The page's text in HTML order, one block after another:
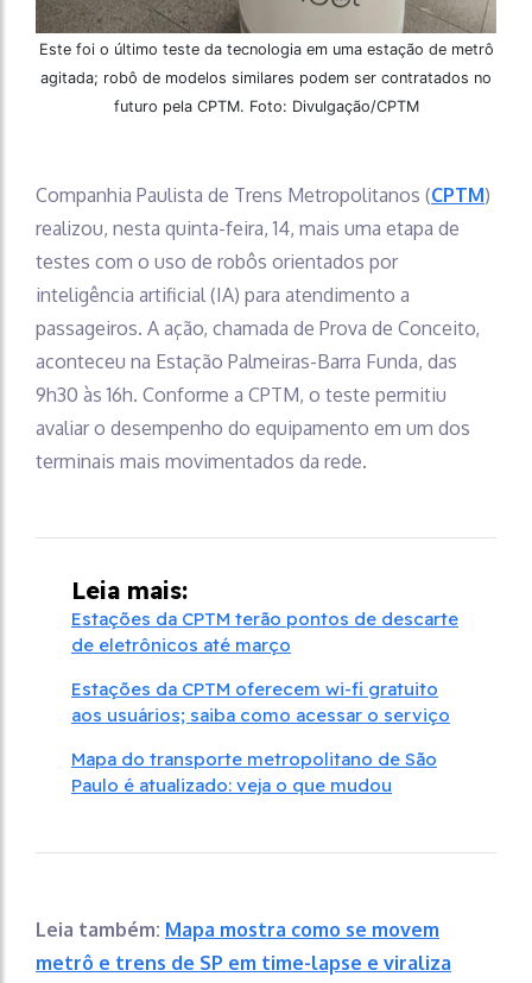
Este foi o último teste da tecnologia em uma estação de metrô
agitada; robô de modelos similares podem ser contratados no
futuro pela CPTM. Foto: Divulgação/CPTM
Companhia Paulista de Trens Metropolitanos (CPTM)
realizou, nesta quinta-feira, 14, mais uma etapa de
testes com o uso de robôs orientados por
inteligência artificial (IA) para atendimento a
passageiros. A ação, chamada de Prova de Conceito,
aconteceu na Estação Palmeiras-Barra Funda, das
9h30 às 16h. Conforme a CPTM, o teste permitiu
avaliar o desempenho do equipamento em um dos
terminais mais movimentados da rede.
Leia mais:
Estações da CPTM terão pontos de descarte
de eletrônicos até março
Estações da CPTM oferecem wi-fi gratuito
aos usuários; saiba como acessar o serviço
Mapa do transporte metropolitano de São
Paulo é atualizado: veja o que mudou
Leia também: Mapa mostra como se movem
metrô e trens de SP em time-lapse e viraliza